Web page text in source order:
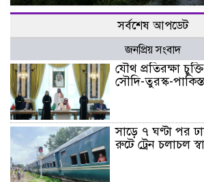
সর্বশেষ আপডেট
জনপ্রিয় সংবাদ
যৌথ প্রতিরক্ষা
সৌদি-তুরস্ক-
সাড়ে ৭ ঘণ্টা পর
রুটে ট্রেন চলাচল